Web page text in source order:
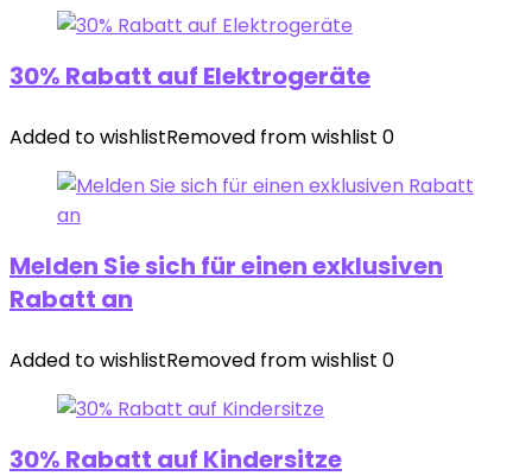
30% Rabatt auf Elektrogeräte
Added to wishlistRemoved from wishlist 0
Melden Sie sich für einen exklusiven
Rabatt an
Added to wishlistRemoved from wishlist 0
30% Rabatt auf Kindersitze